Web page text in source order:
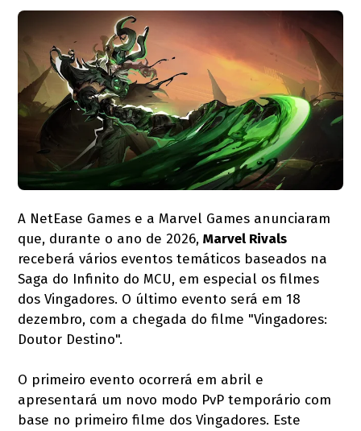
A NetEase Games e a Marvel Games anunciaram
que, durante o ano de 2026,Marvel Rivals
receberá vários eventos temáticos baseados na
Saga do Infinito do MCU, em especial os filmes
dos Vingadores. O último evento será em 18
dezembro, com a chegada do filme "Vingadores:
Doutor Destino".
O primeiro evento ocorrerá em abril e
apresentará um novo modo PvP temporário com
base no primeiro filme dos Vingadores. Este